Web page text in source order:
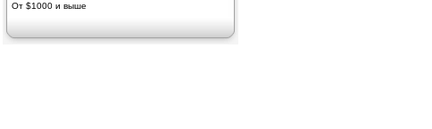
От $1000 и выше